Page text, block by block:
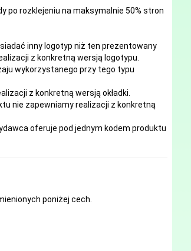
po rozklejeniu na maksymalnie 50% stron
inny logotyp niż ten prezentowany
z konkretną wersją logotypu.
wykorzystanego przy tego typu
z konkretną wersją okładki.
nie zapewniamy realizacji z konkretną
oferuje pod jednym kodem produktu
poniżej cech.